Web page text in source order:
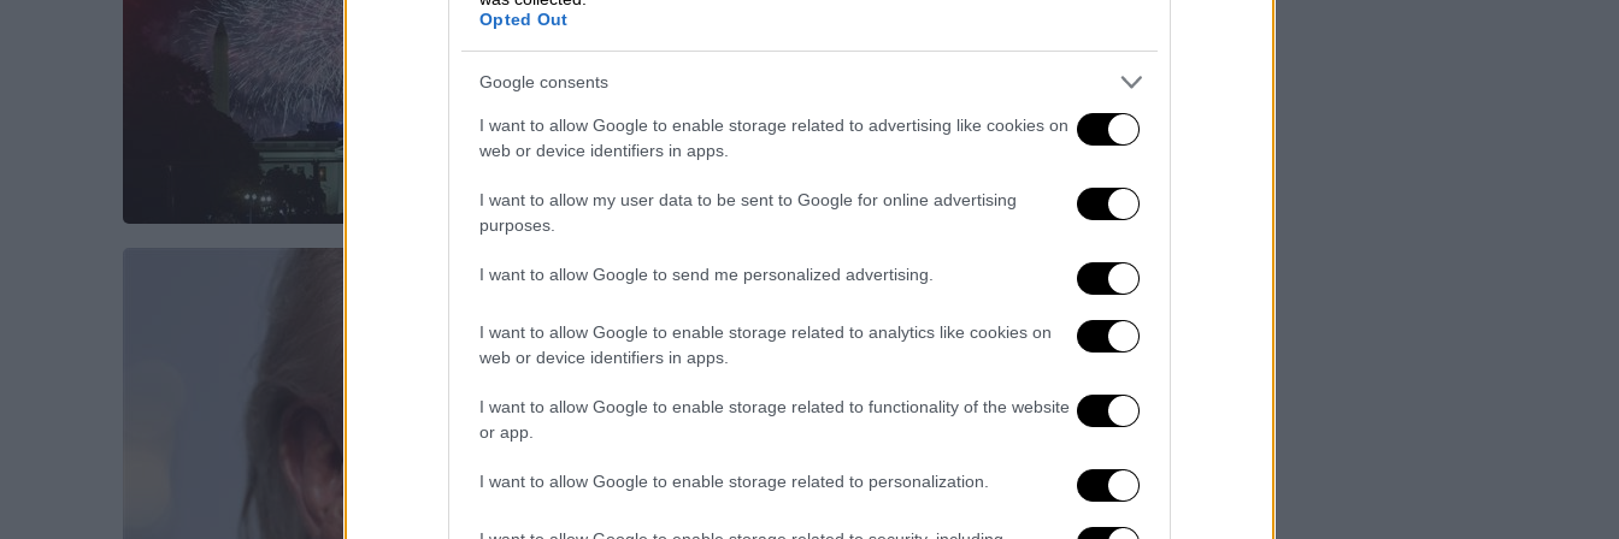
Opted Out
Google consents
I want to allow Google to enable storage related to advertising like cookies on
web or device identifiers in apps.
I want to allow my user data to be sent to Google for online advertising
purposes.
I want to allow Google to send me personalized advertising.
I want to allow Google to enable storage related to analytics like cookies on
web or device identifiers in apps.
I want to allow Google to enable storage related to functionality of the website
or app.
I want to allow Google to enable storage related to personalization.
τους δράστες έδωσαν οι
αμερικανικές αρχές στη δημοσιότητα
Κόσμος|17.06.2026 22:33
Συμφωνία ΗΠΑ-Ιράν: Διαβάζοντας
τα 14 σημεία... πίσω από τις
προσχέδιο
Ουάσιγκτον, όχι όμως και από την